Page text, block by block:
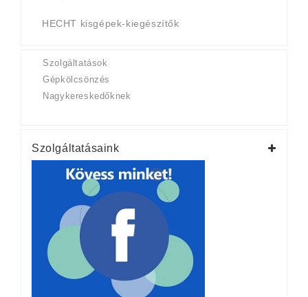
HECHT kisgépek-kiegészítők
Szolgáltatások
Gépkölcsönzés
Nagykereskedőknek
Szolgáltatásaink